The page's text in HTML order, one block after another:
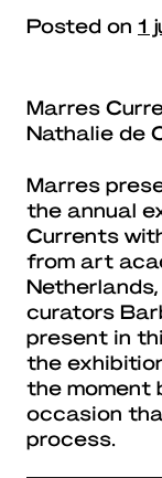
Posted on 1
Marres
Nathalie de
Marres
the annual
Currents
from art
curators
present in
the
the moment
occasion
process.